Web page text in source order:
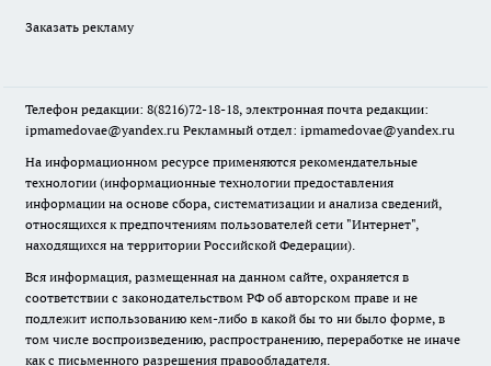
Заказать рекламу
Телефон редакции: 8(8216)72-18-18, электронная почта редакции:
ipmamedovae@yandex.ru Рекламный отдел: ipmamedovae@yandex.ru
На информационном ресурсе применяются рекомендательные
технологии (информационные технологии предоставления
информации на основе сбора, систематизации и анализа сведений,
относящихся к предпочтениям пользователей сети "Интернет",
находящихся на территории Российской Федерации).
Вся информация, размещенная на данном сайте, охраняется в
соответствии с законодательством РФ об авторском праве и не
подлежит использованию кем-либо в какой бы то ни было форме, в
том числе воспроизведению, распространению, переработке не иначе
как с письменного разрешения правообладателя.